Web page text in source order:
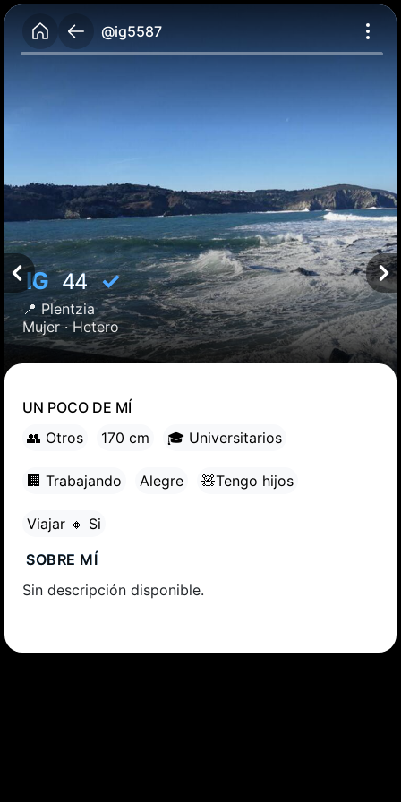
@ig5587
IG44✓
📍 Plentzia
Mujer ·Hetero
UN POCO DE MÍ
👥 Otros
170 cm 🎓 Universitarios
🏢 Trabajando Alegre 🧸Tengo hijos
Viajar 🔸 Si
SOBRE MÍ
Sin descripción disponible.